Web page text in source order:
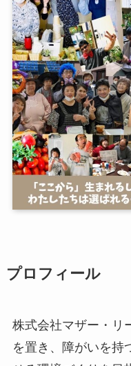
プロフィール
株式会社マザー・リ
を置き、障がいを持